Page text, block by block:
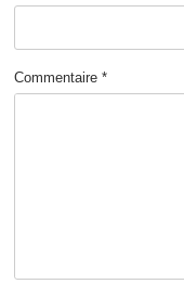
Commentaire *